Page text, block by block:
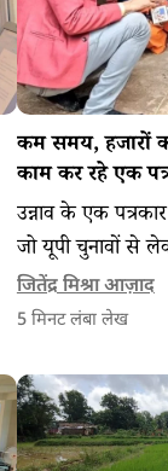
कम समय, हजारों
काम कर रहे एक
उन्नाव के एक
जो यूपी चुनावों से
अपराधों के साथ-साथ
नजर रखता है।
जितेंद्र मिश्रा आज़ाद
5मिनट लंबा लेख